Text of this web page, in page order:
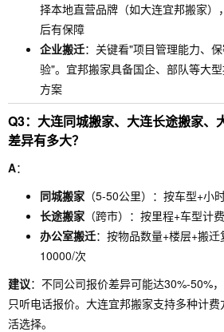
择本地直营品牌（如大连宜邦搬家）
后有保障
企业搬迁：关键看"项目管理能力、
验"。宜邦搬家具备国企、部队等大
方案
Q3：大连同城搬家、大连长途搬家、
差异有多大？
A：
同城搬家 （5-50公里）：按车型+小
长途搬家 （跨市）：按里程+车型计
办公室搬迁：按物品数量+楼层+搬
10000/次
建议：不同公司报价差异可能达30%-50%
只听电话报价。大连宜邦搬家支持多种计
活选择。